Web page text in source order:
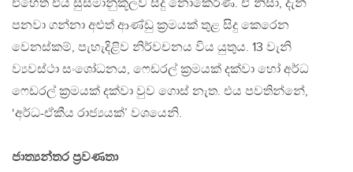
එහෙත් එය සුසමානුකූලව සිදු නොකෙරිණ. ඒ නිසා, දැන්
පනවා ගන්නා අළුත් ආණ්ඩු ක‍්‍රමයක් තුළ සිදු කෙරෙන
වෙනස්කම්, පැහැදිළිව නිර්වචනය විය යුතුය. 13 වැනි
ව්‍යවස්ථා සංශෝධනය, ෆෙඩරල් ක‍්‍රමයක් දක්වා හෝ අර්ධ
ෆෙඩරල් ක‍්‍රමයක් දක්වා වුව ගොස් නැත. එය පවතින්නේ,
‘අර්ධ-ඒකීය රාජ්‍යයක්’ වශයෙනි.
ජාත්‍යන්තර ප‍්‍රවණතා